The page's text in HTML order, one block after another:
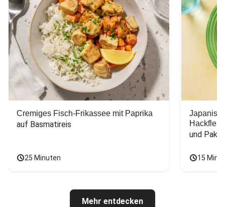
Cremiges Fisch-Frikassee mit Paprika
auf Basmatireis
25 Minuten
und Pak
15
Mehr entdecken